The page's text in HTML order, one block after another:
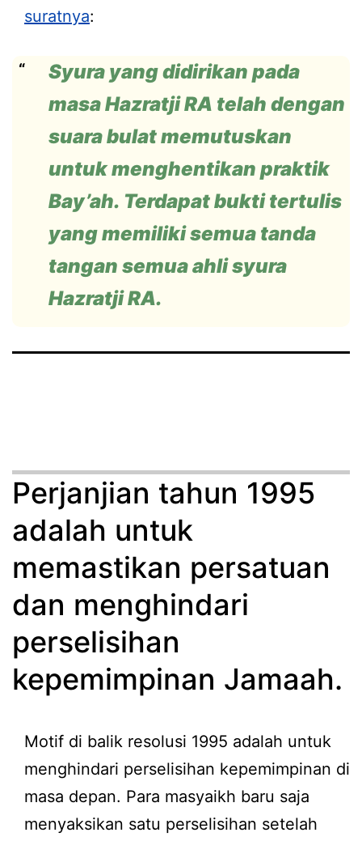
suratnya:
Syura yang didirikan pada
masa Hazratji RA telah dengan
suara bulat memutuskan
untuk menghentikan praktik
Bay’ah. Terdapat bukti tertulis
yang memiliki semua tanda
tangan semua ahli syura
Hazratji RA.
Perjanjian tahun 1995
adalah untuk
memastikan persatuan
dan menghindari
perselisihan
kepemimpinan Jamaah.
Motif di balik resolusi 1995 adalah untuk
menghindari perselisihan kepemimpinan di
masa depan. Para masyaikh baru saja
menyaksikan satu perselisihan setelah